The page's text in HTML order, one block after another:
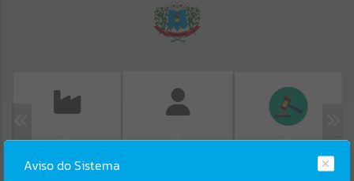
ISS/ALVARÁ
Aviso do Sistema
Erro